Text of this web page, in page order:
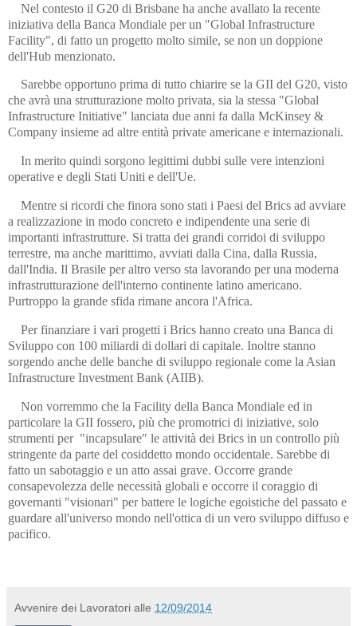
Nel contesto il G20 di Brisbane ha anche avallato la recente
iniziativa della Banca Mondiale per un "Global Infrastructure
Facility", di fatto un progetto molto simile, se non un doppione
dell'Hub menzionato.
Sarebbe opportuno prima di tutto chiarire se la GII del G20, visto
che avrà una strutturazione molto privata, sia la stessa "Global
Infrastructure Initiative" lanciata due anni fa dalla McKinsey &
Company insieme ad altre entità private americane e internazionali.
In merito quindi sorgono legittimi dubbi sulle vere intenzioni
operative e degli Stati Uniti e dell'Ue.
Mentre si ricordi che finora sono stati i Paesi del Brics ad avviare
a realizzazione in modo concreto e indipendente una serie di
importanti infrastrutture. Si tratta dei grandi corridoi di sviluppo
terrestre, ma anche marittimo, avviati dalla Cina, dalla Russia,
dall'India. Il Brasile per altro verso sta lavorando per una moderna
infrastrutturazione dell'interno continente latino americano.
Purtroppo la grande sfida rimane ancora l'Africa.
Per finanziare i vari progetti i Brics hanno creato una Banca di
Sviluppo con 100 miliardi di dollari di capitale. Inoltre stanno
sorgendo anche delle banche di sviluppo regionale come la Asian
Infrastructure Investment Bank (AIIB).
Non vorremmo che la Facility della Banca Mondiale ed in
particolare la GII fossero, più che promotrici di iniziative, solo
strumenti per "incapsulare" le attività dei Brics in un controllo più
stringente da parte del cosiddetto mondo occidentale. Sarebbe di
fatto un sabotaggio e un atto assai grave. Occorre grande
consapevolezza delle necessità globali e occorre il coraggio di
governanti "visionari" per battere le logiche egoistiche del passato e
guardare all'universo mondo nell'ottica di un vero sviluppo diffuso e
pacifico.
Avvenire dei Lavoratori alle 12/09/2014